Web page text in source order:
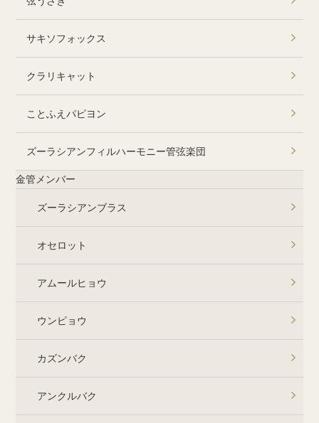
サキソフォックス
クラリキャット
ことふえパピヨン
ズーラシアンフィルハーモニー管弦楽団
金管メンバー
ズーラシアンブラス
オセロット
アムールヒョウ
ウンピョウ
カズンバク
アンクルバク